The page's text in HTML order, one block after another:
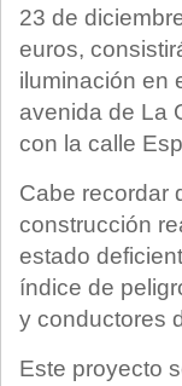
23 de
euros,
iluminación en
avenida de La
con la calle
Cabe recordar
construcción
estado
índice de
y conductores
Este proyecto